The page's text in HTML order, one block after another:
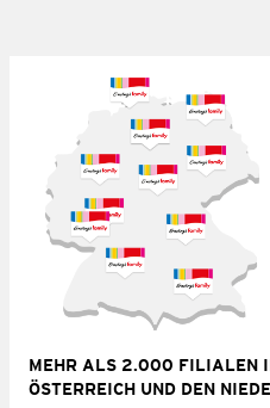
MEHR ALS 2.000 FILIALEN
ÖSTERREICH UND DEN